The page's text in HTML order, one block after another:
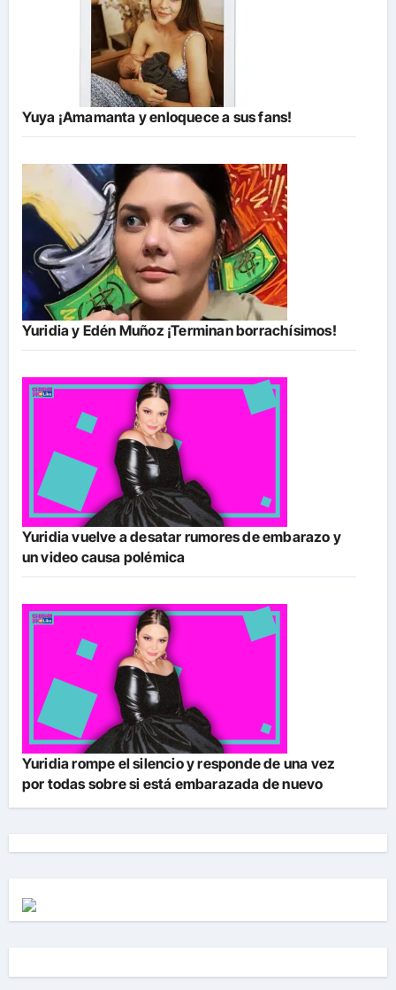
Yuya ¡Amamanta y enloquece a sus fans!
Yuridia y Edén Muñoz ¡Terminan borrachísimos!
Yuridia vuelve a desatar rumores de embarazo y
un video causa polémica
Yuridia rompe el silencio y responde de una vez
por todas sobre si está embarazada de nuevo